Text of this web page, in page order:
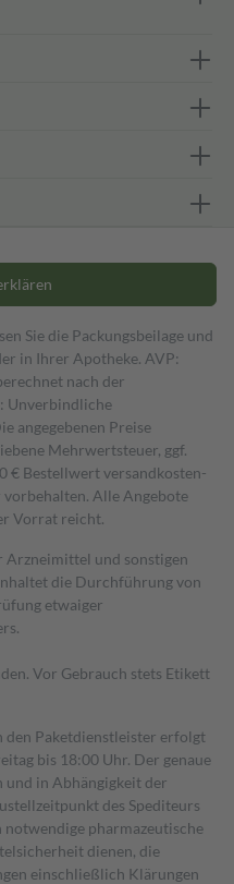
Sie die Packungsbeilage und
in Ihrer Apotheke. AVP:
nach der
Unverbindliche
angegebenen Preise
Mehrwertsteuer, ggf.
€ Bestell­wert versand­kosten­
Alle Angebote
Vorrat reicht.
Arzneimittel und sonstigen
die Durchführung von
etwaiger
Vor Gebrauch stets Etikett
den Paketdienstleister erfolgt
bis 18:00 Uhr. Der genaue
und in Abhängigkeit der
des Spediteurs
pharmazeutische
dienen, die
einschließlich Klärungen